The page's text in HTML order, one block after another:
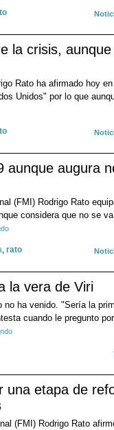
la crisis,
Rato ha afirmado hoy
Unidos" por lo que
aunque augura
(FMI) Rodrigo Rato
considera que no se
, rato
la vera de Viri
no ha venido. "Sería la
cuando le pregunto
una etapa de
(FMI) Rodrigo Rato